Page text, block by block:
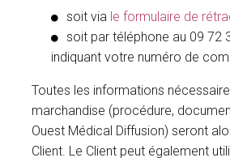
soit via le formulaire de
soit par téléphone au 09 72
indiquant votre numéro de
Toutes les informations
marchandise (procédure,
Ouest Médical Diffusion) seront
Client. Le Client peut également